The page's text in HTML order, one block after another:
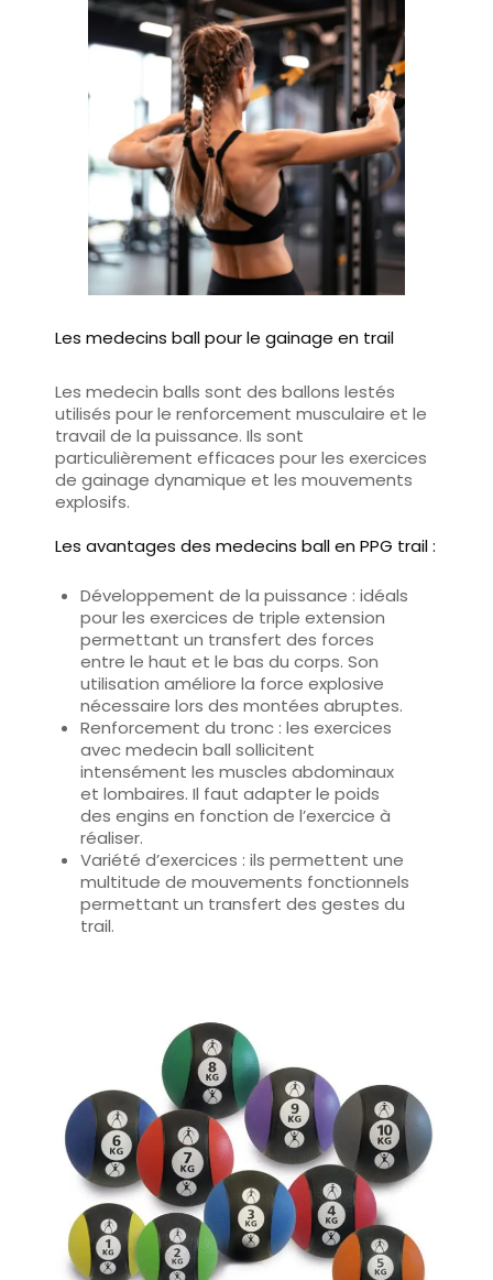
Les medecins ball pour le gainage en trail
Les medecin balls sont des ballons lestés
utilisés pour le renforcement musculaire et le
travail de la puissance. Ils sont
particulièrement efficaces pour les exercices
de gainage dynamique et les mouvements
explosifs.
Les avantages des medecins ball en PPG trail :
Développement de la puissance : idéals
pour les exercices de triple extension
permettant un transfert des forces
entre le haut et le bas du corps. Son
utilisation améliore la force explosive
nécessaire lors des montées abruptes.
Renforcement du tronc: les exercices
avec medecin ball sollicitent
intensément les muscles abdominaux
et lombaires. Il faut adapter le poids
des engins en fonction de l’exercice à
réaliser.
Variété d’exercices : ils permettent une
multitude de mouvements fonctionnels
permettant un transfert des gestes du
trail.